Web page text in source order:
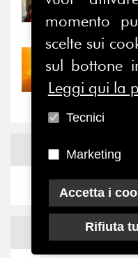
Prima
il valore
30/07/2026
Nove
“grande
News
momento
scelte sui
sul bottone
Leggi qui la
Tecnici
Marketing
Accetta i
Rifiuta